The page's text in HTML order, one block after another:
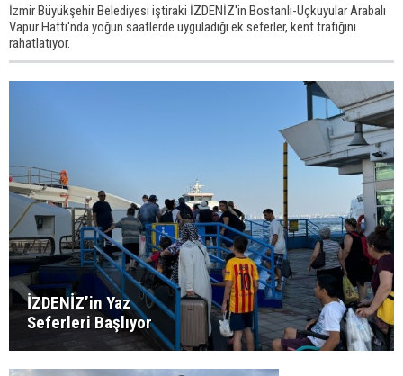
İzmir Büyükşehir Belediyesi iştiraki İZDENİZ'in Bostanlı-Üçkuyular Arabalı
Vapur Hattı'nda yoğun saatlerde uyguladığı ek seferler, kent trafiğini
rahatlatıyor.
İZDENİZ’in Yaz
Seferleri Başlıyor